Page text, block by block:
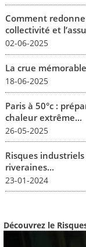
Comment
collectivité et
02-06-2025
La crue
18-06-2025
Paris à 50°c :
chaleur extrême...
26-05-2025
Risques
riveraines...
23-01-2024
Découvrez le